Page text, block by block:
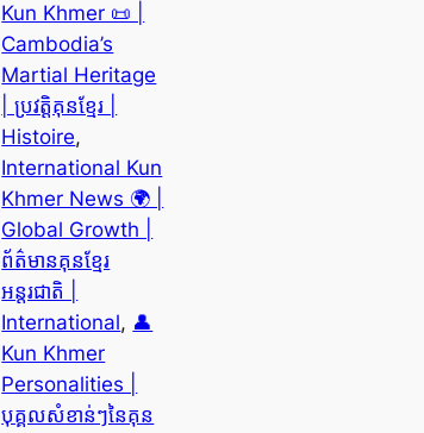
Kun Khmer 📜 |
Cambodia’s
Martial Heritage
| ប្រវត្តិគុនខ្មែរ |
Histoire
International Kun
Khmer News 🌍 |
Global Growth |
ព័ត៌មានគុនខ្មែរ
អន្តរជាតិ |
International, 👤
Kun Khmer
Personalities |
បុគ្គលសំខាន់ៗនៃគុន